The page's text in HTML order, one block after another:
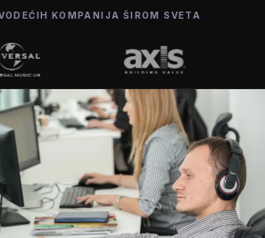
KOMPANIJA ŠIROM SVETA